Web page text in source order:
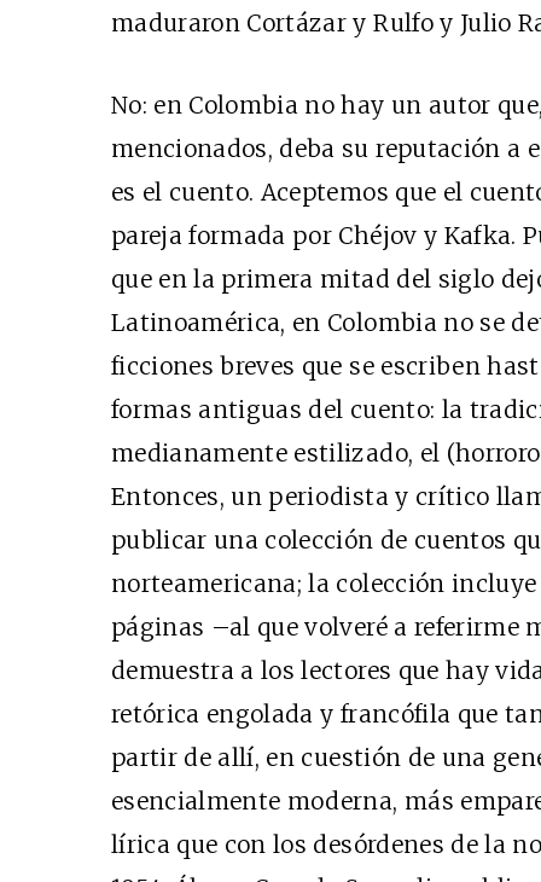
maduraron Cortázar y Rulfo y Julio
No: en Colombia no hay un autor
mencionados, deba su reputación a
es el cuento. Aceptemos que el
pareja formada por Chéjov y Kafka.
que en la primera mitad del siglo
Latinoamérica, en Colombia no se
ficciones breves que se escriben
formas antiguas del cuento: la
medianamente estilizado, el
Entonces, un periodista y crítico
publicar una colección de cuentos
norteamericana; la colección
páginas –al que volveré a referirme
demuestra a los lectores que hay
retórica engolada y francófila que
partir de allí, en cuestión de una
esencialmente moderna, más
lírica que con los desórdenes de la